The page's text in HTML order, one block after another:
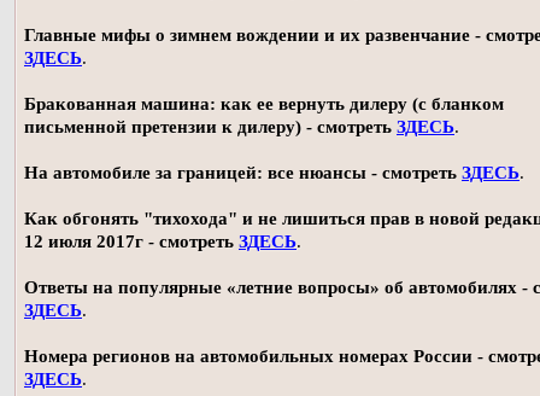
Главные мифы о зимнем вождении и их развенчание -
ЗДЕСЬ.
Бракованная машина: как ее вернуть дилеру (с бланком
письменной претензии к дилеру) - смотреть ЗДЕСЬ.
На автомобиле за границей: все нюансы - смотреть ЗДЕСЬ.
Как обгонять "тихохода" и не лишиться прав в новой
12 июля 2017г - смотреть ЗДЕСЬ.
Ответы на популярные «летние вопросы» об автомобилях -
ЗДЕСЬ.
Номера регионов на автомобильных номерах России -
ЗДЕСЬ.